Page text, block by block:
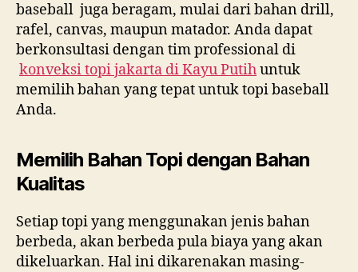
baseball juga beragam, mulai dari bahan drill,
rafel, canvas, maupun matador. Anda dapat
berkonsultasi dengan tim professional di
konveksi topi jakarta diKayu Putihuntuk
memilih bahan yang tepat untuk topi baseball
Anda.
Memilih Bahan Topi dengan Bahan
Kualitas
Setiap topi yang menggunakan jenis bahan
berbeda, akan berbeda pula biaya yang akan
dikeluarkan. Hal ini dikarenakan masing-